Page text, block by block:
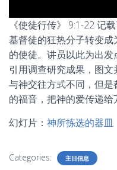
《使徒行传》 9:1-22 记
基督徒的狂热分子转变
的使徒。讲员以此为出
引用调查研究成果，图
与神交往方式不同，但
的福音，把神的爱传递
幻灯片： 神所拣选的器皿
Categories: 主日信息